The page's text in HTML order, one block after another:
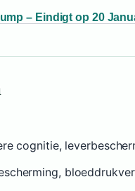
– Eindigt op 20
cognitie,